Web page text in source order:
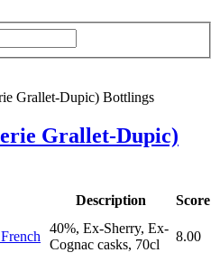
Grallet-Dupic) Bottlings
Grallet-Dupic)
Description
Score
40%, Ex-Sherry, Ex-
Cognac casks, 70cl
8.00